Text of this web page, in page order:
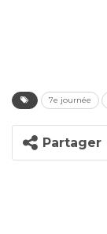
7e journée
Partager